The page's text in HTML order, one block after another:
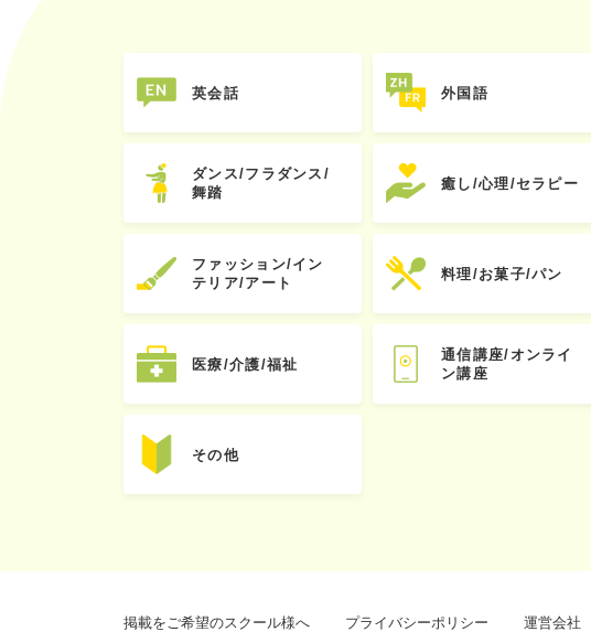
英会話 外国語
ダンス/フラダンス/
舞踏
癒し/心理/セラピー
ファッション/イン
テリア/アート
料理/お菓子/パン
医療/介護/福祉
通信講座/オンライ
ン講座
その他
掲載をご希望のスクール様へ プライバシーポリシー 運営会社